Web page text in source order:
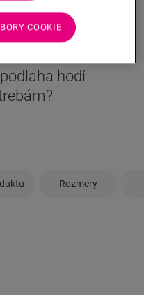
hodí
Rozmery
COOKIE